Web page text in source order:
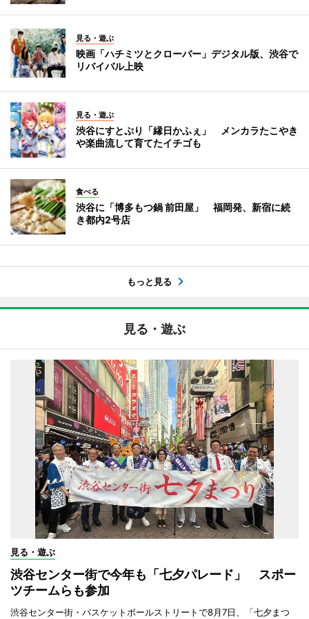
見る・遊ぶ
映画「ハチミツとクローバー」デジタル版、渋谷で
リバイバル上映
見る・遊ぶ
渋谷にすとぷり「縁日かふぇ」 メンカラたこやき
や楽曲流して育てたイチゴも
食べる
渋谷に「博多もつ鍋 前田屋」 福岡発、新宿に続
き都内2号店
もっと見る
見る・遊ぶ
見る・遊ぶ
渋谷センター街で今年も「七夕パレード」 スポー
ツチームらも参加
渋谷センター街・バスケットボールストリートで8月7日、「七夕まつ